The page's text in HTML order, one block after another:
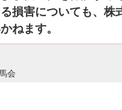
損害についても、株
ねます。
会